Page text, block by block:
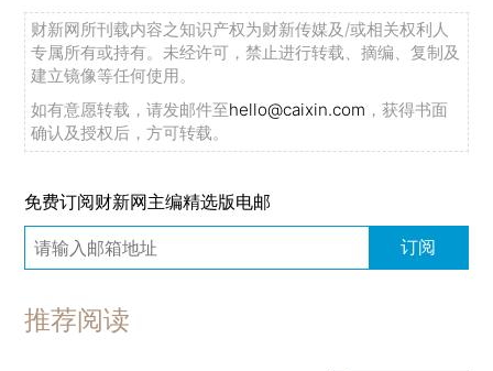
财新网所刊载内容之知识产权为财新传媒及/或相关权利人
专属所有或持有。未经许可，禁止进行转载、摘编、复制及
建立镜像等任何使用。
如有意愿转载，请发邮件至hello@caixin.com ，获得书面
确认及授权后，方可转载。
免费订阅财新网主编精选版电邮
订阅
推荐阅读